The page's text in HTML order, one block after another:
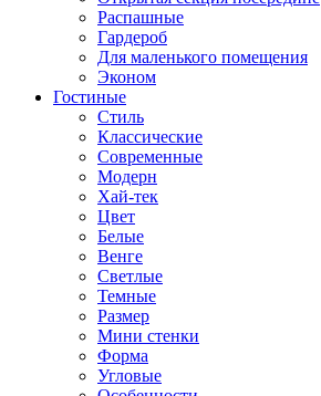
Распашные
Гардероб
Для маленького помещения
Эконом
Гостиные
Стиль
Классические
Современные
Модерн
Хай-тек
Цвет
Белые
Венге
Светлые
Темные
Размер
Мини стенки
Форма
Угловые